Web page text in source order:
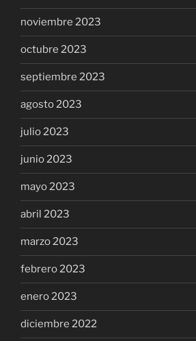
noviembre 2023
octubre 2023
septiembre 2023
agosto 2023
julio 2023
junio 2023
mayo 2023
abril 2023
marzo 2023
febrero 2023
enero 2023
diciembre 2022